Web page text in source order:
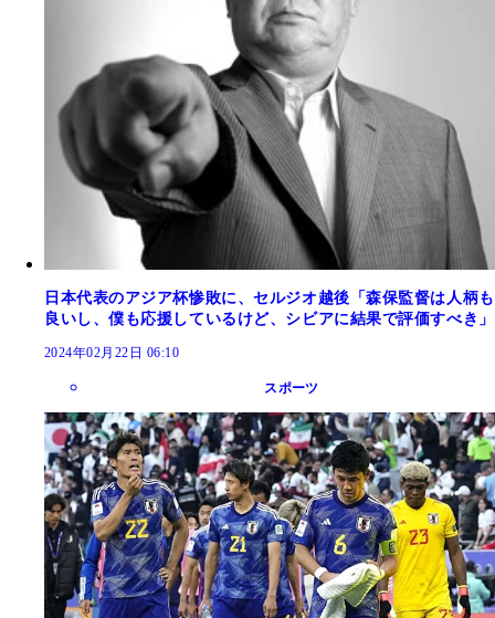
日本代表のアジア杯惨敗に、セルジオ越後「森保監督は人柄も
良いし、僕も応援しているけど、シビアに結果で評価すべき」
2024年02月22日 06:10
スポーツ